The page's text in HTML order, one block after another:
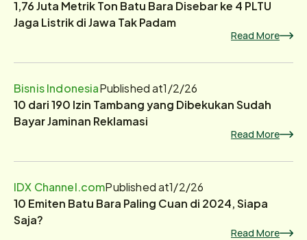
1,76 Juta Metrik Ton Batu Bara Disebar ke 4 PLTU
Jaga Listrik di Jawa Tak Padam
Read More
Bisnis IndonesiaPublished at1/2/26
10 dari 190 Izin Tambang yang Dibekukan Sudah
Bayar Jaminan Reklamasi
Read More
IDX Channel.comPublished at1/2/26
10 Emiten Batu Bara Paling Cuan di 2024, Siapa
Saja?
Read More